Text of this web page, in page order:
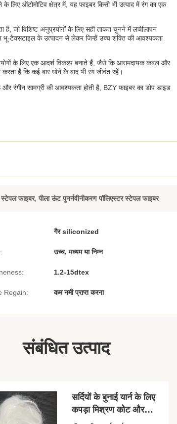
लिए ऑटोमोटिव क्षेत्र में, यह फाइबर किसी भी उत्पाद में रंग का एक
जो विशिष्ट अनुप्रयोगों के लिए सही ताकत चुनने में लचीलापन
भू-टेक्सटाइल के उत्पादन से लेकर जिन्हें उच्च शक्ति की आवश्यकता
के लिए एक आदर्श विकल्प बनाते हैं, जैसे कि आरामदायक कंबल और
है कि कई बार धोने के बाद भी रंग जीवंत रहें।
रंगीन सामग्री की आवश्यकता होती है, BZY फाइबर का डोप डाइड
स्टेपल फाइबर,पीला ऊंट पुनर्नवीनीकरण पॉलिएस्टर स्टेपल फाइबर
गैर siliconized
उच्च, मध्यम या निम्न
1.2-15dtex
Regain: कम नमी प्राप्त करना
संबंधित उत्पाद
सर्दियों के बुनाई यार्न के लिए
कपड़ा मिश्रण कोट और
टोपी कपड़े उत्पादन,उच्च